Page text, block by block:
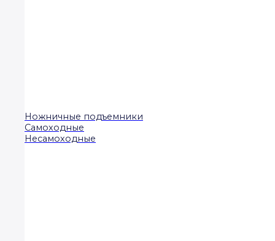
Ножничные подъемники
Самоходные
Несамоходные